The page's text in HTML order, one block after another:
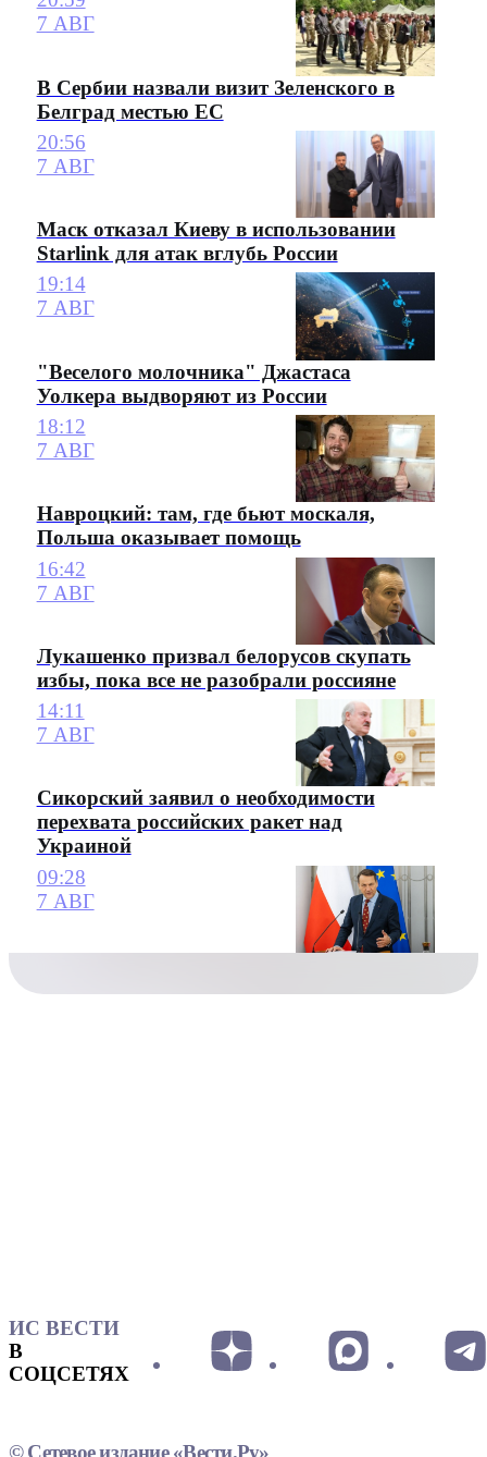
7 АВГ
В Сербии назвали визит Зеленского в
Белград местью ЕС
20:56
7 АВГ
Маск отказал Киеву в использовании
Starlink для атак вглубь России
19:14
7 АВГ
"Веселого молочника" Джастаса
Уолкера выдворяют из России
18:12
7 АВГ
Навроцкий: там, где бьют москаля,
Польша оказывает помощь
16:42
7 АВГ
Лукашенко призвал белорусов скупать
избы, пока все не разобрали россияне
14:11
7 АВГ
Сикорский заявил о необходимости
перехвата российских ракет над
Украиной
09:28
7 АВГ
ИС ВЕСТИ
В
СОЦСЕТЯХ
© Сетевое издание «Вести.Ру»